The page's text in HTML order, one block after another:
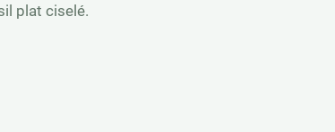
plat ciselé.